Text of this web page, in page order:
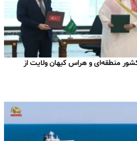
منطقه‌ای و هراس کیهان ولایت از